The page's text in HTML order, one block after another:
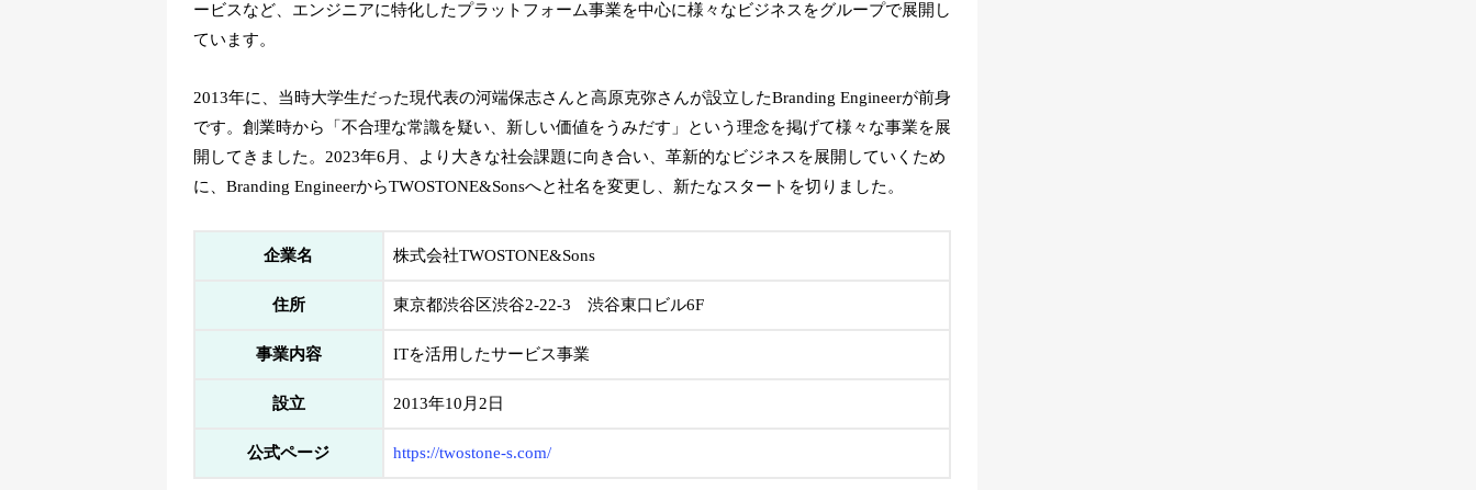
ービスなど、エンジニアに特化したプラットフォーム事業を中心に様々なビジネスをグループで展開し
ています。
2013年に、当時大学生だった現代表の河端保志さんと高原克弥さんが設立したBranding Engineerが前身
です。創業時から「不合理な常識を疑い、新しい価値をうみだす」という理念を掲げて様々な事業を展
開してきました。2023年6月、より大きな社会課題に向き合い、革新的なビジネスを展開していくため
に、Branding EngineerからTWOSTONE&Sonsへと社名を変更し、新たなスタートを切りました。
企業名 株式会社TWOSTONE&Sons
住所 東京都渋谷区渋谷2-22-3 渋谷東口ビル6F
事業内容 ITを活用したサービス事業
設立 2013年10月2日
公式ページ https://twostone-s.com/